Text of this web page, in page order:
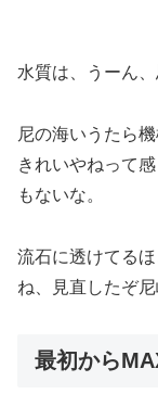
水質は、うーん
尼の海いうたら
きれいやねって
もないな。
流石に透けてる
ね、見直したぞ尼
最初から